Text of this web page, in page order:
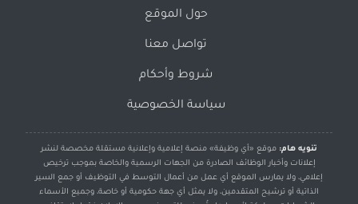
حول الموقع
تواصل معنا
شروط وأحكام
سياسة الخصوصية
تنويه هام: موقع «أي وظيفة» منصة إعلامية وإعلانية مستقلة مخصصة لنشر
إعلانات وأخبار الوظائف الصادرة من الجهات الرسمية والخاصة بموجب ترخيص
إعلامي، ولا يمارس الموقع أي عمل من أعمال التوسط في التوظيف أو جمع السير
الذاتية أو ترشيح المتقدمين، ولا يمثل أي جهة حكومية أو خاصة، وجميع الأسماء